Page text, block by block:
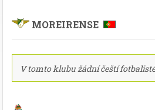
MOREIRENSE
V tomto klubu žádní čeští